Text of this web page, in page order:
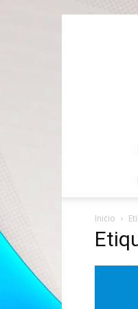
Inicio